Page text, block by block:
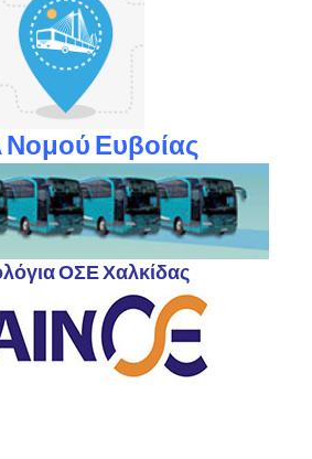
Ευβοίας
ΟΣΕ Χαλκίδας